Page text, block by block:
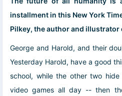
installment in this New York
Pilkey, the author and illustrator
George and Harold, and their
Yesterday Harold, have a good
school, while the other two
video games all day -- then